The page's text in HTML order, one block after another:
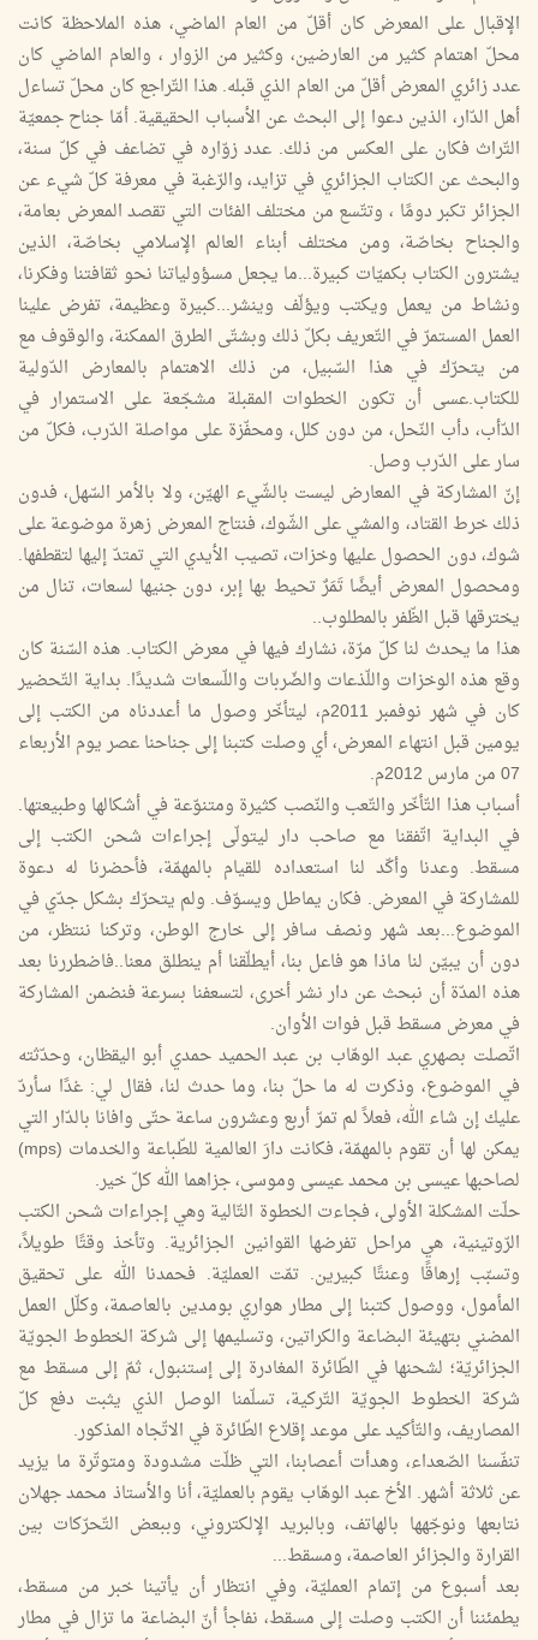
الإقبال على المعرض كان أقلّ من العام الماضي، هذه الملاحظة كانت
محلّ اهتمام كثير من العارضين، وكثير من الزوار ، والعام الماضي كان
عدد زائري المعرض أقلّ من العام الذي قبله. هذا التّراجع كان محلّ تساءل
أهل الدّار، الذين دعوا إلى البحث عن الأسباب الحقيقية. أمّا جناح جمعيّة
التّراث فكان على العكس من ذلك. عدد زوّاره في تضاعف في كلّ سنة،
والبحث عن الكتاب الجزائري في تزايد، والرّغبة في معرفة كلّ شيء عن
الجزائر تكبر دومًا ، وتتّسع من مختلف الفئات التي تقصد المعرض بعامة،
والجناح بخاصّة، ومن مختلف أبناء العالم الإسلامي بخاصّة، الذين
يشترون الكتاب بكميّات كبيرة...ما يجعل مسؤولياتنا نحو ثقافتنا وفكرنا،
ونشاط من يعمل ويكتب ويؤلّف وينشر...كبيرة وعظيمة، تفرض علينا
العمل المستمرّ في التّعريف بكلّ ذلك وبشتّى الطرق الممكنة، والوقوف مع
من يتحرّك في هذا السّبيل، من ذلك الاهتمام بالمعارض الدّولية
للكتاب.عسى أن تكون الخطوات المقبلة مشجّعة على الاستمرار في
الدّأب، دأب النّحل، من دون كلل، ومحفّزة على مواصلة الدّرب، فكلّ من
سار على الدّرب وصل.
إنّ المشاركة في المعارض ليست بالشّيء الهيّن، ولا بالأمر السّهل، فدون
ذلك خرط القتاد، والمشي على الشّوك، فنتاج المعرض زهرة موضوعة على
شوك، دون الحصول عليها وخزات، تصيب الأيدي التي تمتدّ إليها لتقطفها.
ومحصول المعرض أيضًا تَمَرٌ تحيط بها إبر، دون جنيها لسعات، تنال من
يخترقها قبل الظّفر بالمطلوب..
هذا ما يحدث لنا كلّ مرّة، نشارك فيها في معرض الكتاب. هذه السّنة كان
وقع هذه الوخزات واللّذعات والضّربات واللّسعات شديدًا. بداية التّحضير
كان في شهر نوفمبر 2011م، ليتأخّر وصول ما أعددناه من الكتب إلى
يومين قبل انتهاء المعرض، أي وصلت كتبنا إلى جناحنا عصر يوم الأربعاء
07 من مارس 2012م.
أسباب هذا التّأخّر والتّعب والنّصب كثيرة ومتنوّعة في أشكالها وطبيعتها.
في البداية اتّفقنا مع صاحب دار ليتولّى إجراءات شحن الكتب إلى
مسقط. وعدنا وأكّد لنا استعداده للقيام بالمهمّة، فأحضرنا له دعوة
للمشاركة في المعرض. فكان يماطل ويسوّف. ولم يتحرّك بشكل جدّي في
الموضوع...بعد شهر ونصف سافر إلى خارج الوطن، وتركنا ننتظر، من
دون أن يبيّن لنا ماذا هو فاعل بنا، أيطلّقنا أم ينطلق معنا..فاضطررنا بعد
هذه المدّة أن نبحث عن دار نشر أخرى، لتسعفنا بسرعة فنضمن المشاركة
في معرض مسقط قبل فوات الأوان.
اتّصلت بصهري عبد الوهّاب بن عبد الحميد حمدي أبو اليقظان، وحدّثته
في الموضوع، وذكرت له ما حلّ بنا، وما حدث لنا، فقال لي: غدًا سأردّ
عليك إن شاء الله، فعلاً لم تمرّ أربع وعشرون ساعة حتّى وافانا بالدّار التي
يمكن لها أن تقوم بالمهمّة، فكانت دارَ العالمية للطّباعة والخدمات (mps)
لصاحبها عيسى بن محمد عيسى وموسى، جزاهما الله كلّ خير.
حلّت المشكلة الأولى، فجاءت الخطوة التّالية وهي إجراءات شحن الكتب
الرّوتينية، هي مراحل تفرضها القوانين الجزائرية. وتأخذ وقتًا طويلاً،
وتسبّب إرهاقًا وعنتًا كبيرين. تمّت العمليّة. فحمدنا الله على تحقيق
المأمول، ووصول كتبنا إلى مطار هواري بومدين بالعاصمة، وكلّل العمل
المضني بتهيئة البضاعة والكراتين، وتسليمها إلى شركة الخطوط الجويّة
الجزائريّة؛ لشحنها في الطّائرة المغادرة إلى إستنبول، ثمّ إلى مسقط مع
شركة الخطوط الجويّة التّركية، تسلّمنا الوصل الذي يثبت دفع كلّ
المصاريف، والتّأكيد على موعد إقلاع الطّائرة في الاتّجاه المذكور.
تنفّسنا الصّعداء، وهدأت أعصابنا، التي ظلّت مشدودة ومتوتّرة ما يزيد
عن ثلاثة أشهر. الأخ عبد الوهّاب يقوم بالعمليّة، أنا والأستاذ محمد جهلان
نتابعها ونوجّهها بالهاتف، وبالبريد الإلكتروني، وببعض التّحرّكات بين
القرارة والجزائر العاصمة، ومسقط...
بعد أسبوع من إتمام العمليّة، وفي انتظار أن يأتينا خبر من مسقط،
يطمئننا أن الكتب وصلت إلى مسقط، نفاجأ أنّ البضاعة ما تزال في مطار